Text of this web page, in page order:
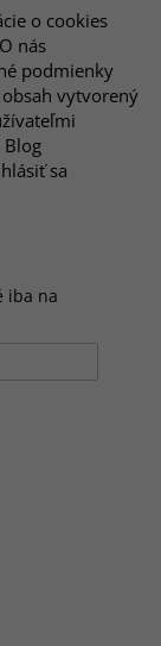
o cookies
O nás
podmienky
vytvorený
Blog
sa
iba na